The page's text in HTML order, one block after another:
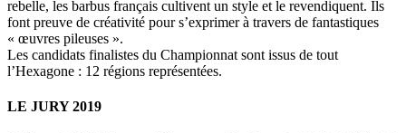
rebelle, les barbus français cultivent un style et le revendiquent. Ils
font preuve de créativité pour s’exprimer à travers de fantastiques
« œuvres pileuses ».
Les candidats finalistes du Championnat sont issus de tout
l’Hexagone : 12 régions représentées.
LE JURY 2019